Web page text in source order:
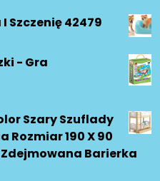
Szczenię 42479
- Gra
Szary Szuflady
Rozmiar 190 X 90
Barierka